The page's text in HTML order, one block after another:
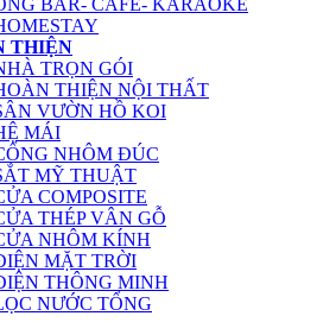
BAR- CAFE- KARAOKE
THIỆN
TRỌN GÓI
THIỆN NỘI THẤT
VƯỜN HỒ KOI
MÁI
NHÔM ĐÚC
MỸ THUẬT
COMPOSITE
THÉP VÂN GỖ
NHÔM KÍNH
MẶT TRỜI
THÔNG MINH
NƯỚC TỔNG